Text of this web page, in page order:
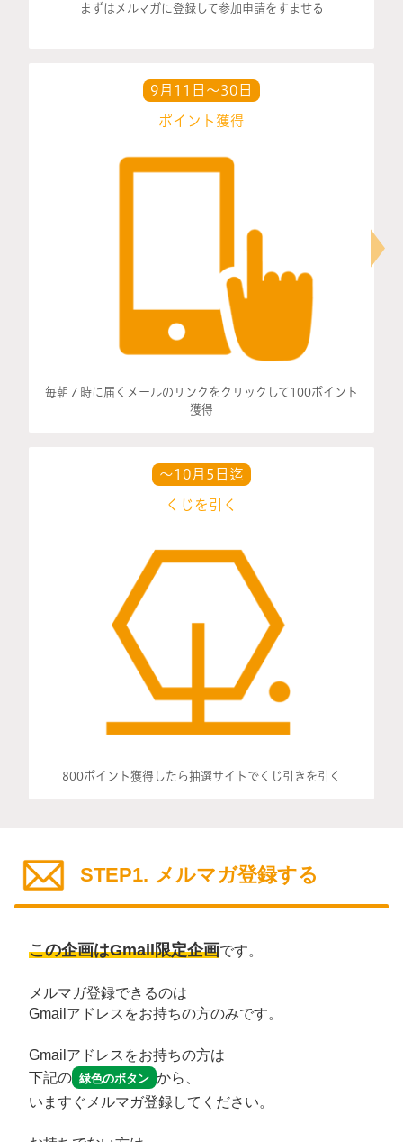
まずはメルマガに登録して参加申請をすませる
9月11日〜30日
ポイント獲得
毎朝７時に届くメールのリンクをクリックして100ポイント
獲得
〜10月5日迄
くじを引く
800ポイント獲得したら抽選サイトでくじ引きを引く
STEP1. メルマガ登録する
この企画はGmail限定企画です。
メルマガ登録できるのは
Gmailアドレスをお持ちの方のみです。
Gmailアドレスをお持ちの方は
下記の 緑色のボタン から、
いますぐメルマガ登録してください。